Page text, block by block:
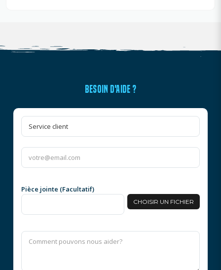
BESOIN D'AIDE ?
Pièce jointe (Facultatif)
CHOISIR UN FICHIER